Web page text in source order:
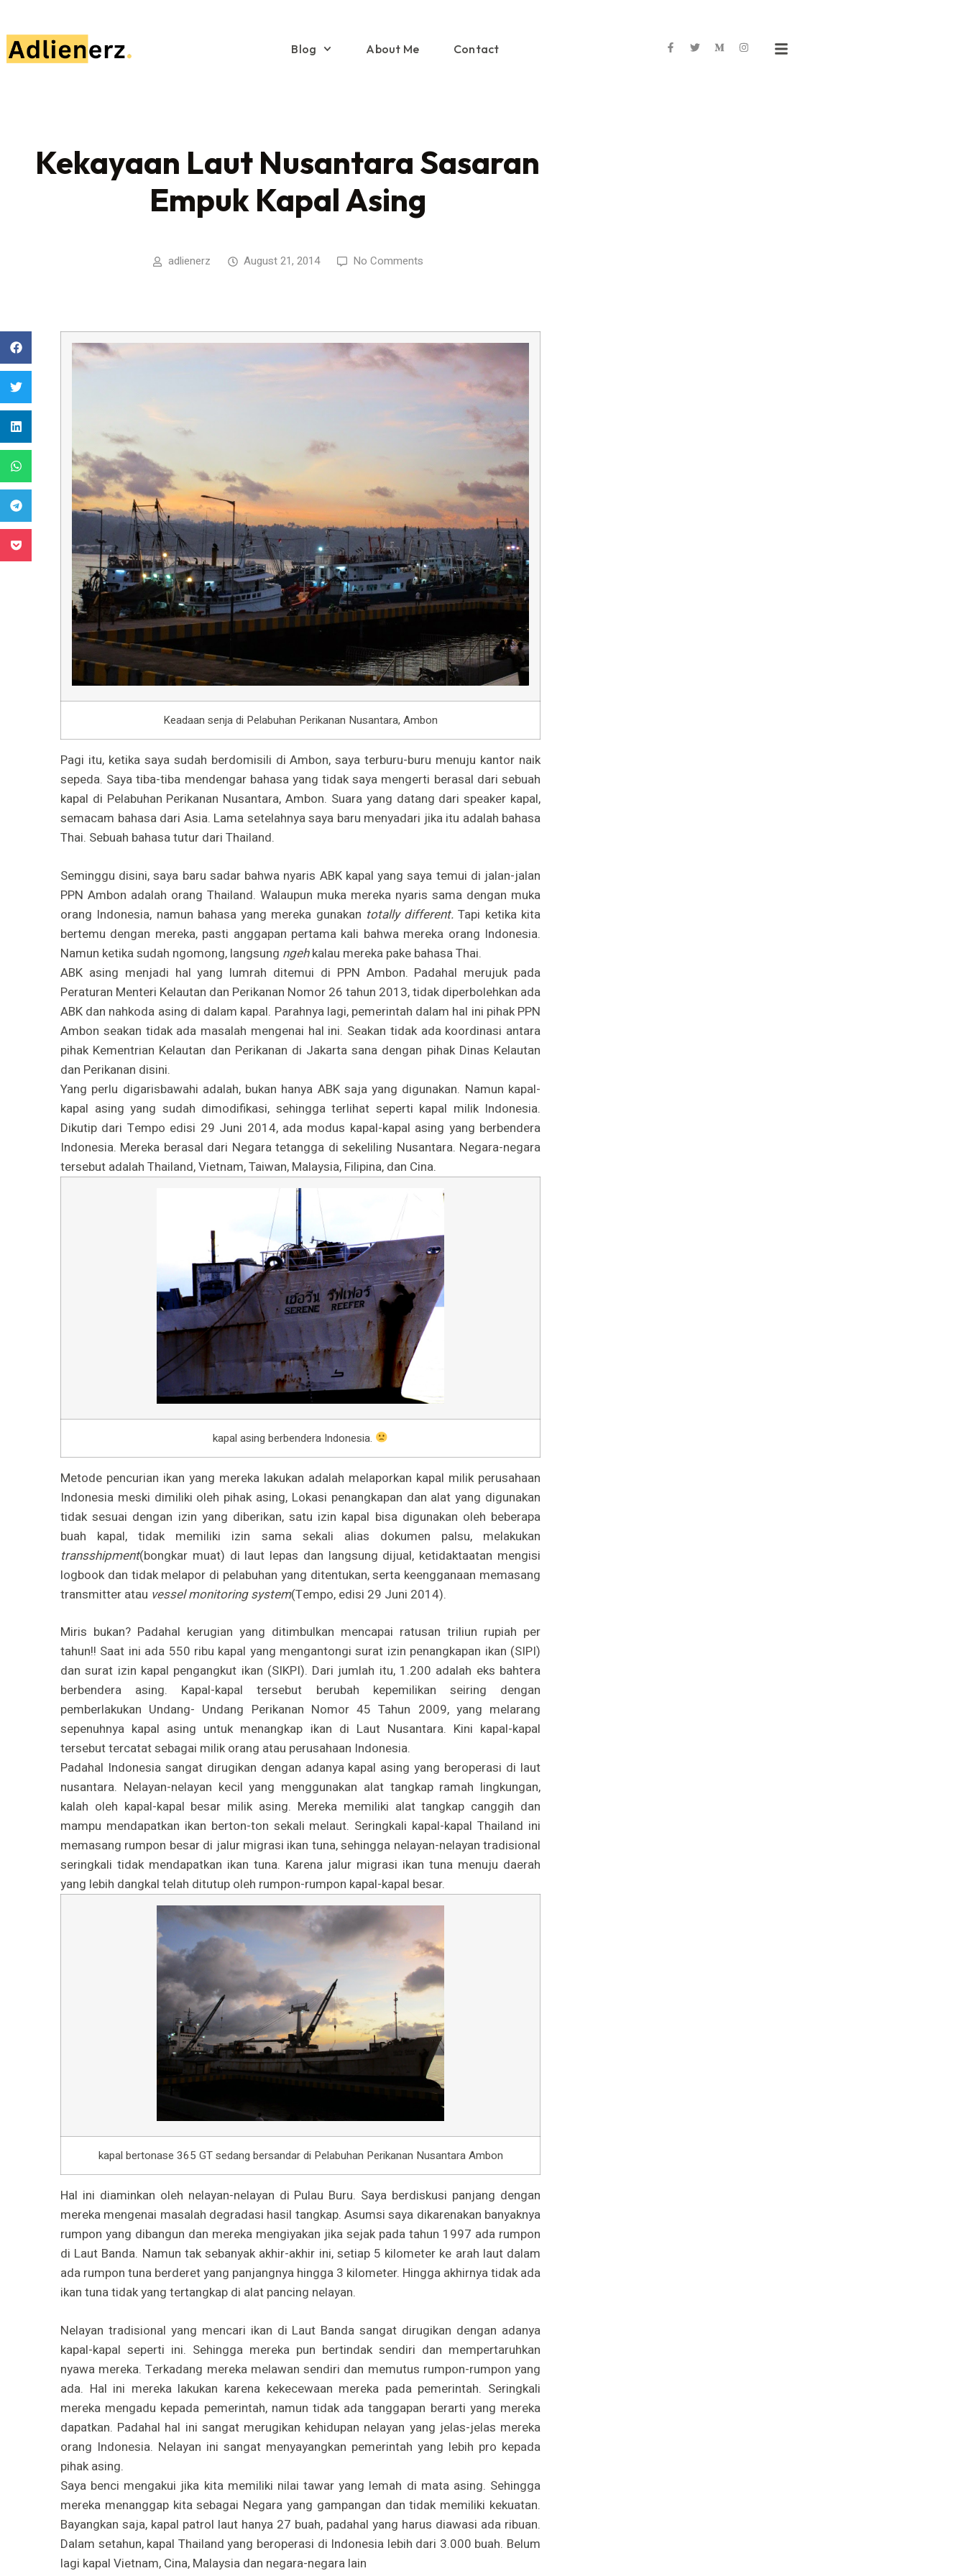
Blog About Me Contact
Kekayaan Laut Nusantara Sasaran
Empuk Kapal Asing
adlienerz August 21, 2014 No Comments
Keadaan senja di Pelabuhan Perikanan Nusantara, Ambon
Pagi itu, ketika saya sudah berdomisili di Ambon, saya terburu-buru menuju kantor naik
sepeda. Saya tiba-tiba mendengar bahasa yang tidak saya mengerti berasal dari sebuah
kapal di Pelabuhan Perikanan Nusantara, Ambon. Suara yang datang dari speaker kapal,
semacam bahasa dari Asia. Lama setelahnya saya baru menyadari jika itu adalah bahasa
Thai. Sebuah bahasa tutur dari Thailand.
Seminggu disini, saya baru sadar bahwa nyaris ABK kapal yang saya temui di jalan-jalan
PPN Ambon adalah orang Thailand. Walaupun muka mereka nyaris sama dengan muka
orang Indonesia, namun bahasa yang mereka gunakan totally different. Tapi ketika kita
bertemu dengan mereka, pasti anggapan pertama kali bahwa mereka orang Indonesia.
Namun ketika sudah ngomong, langsung ngehkalau mereka pake bahasa Thai.
ABK asing menjadi hal yang lumrah ditemui di PPN Ambon. Padahal merujuk pada
Peraturan Menteri Kelautan dan Perikanan Nomor 26 tahun 2013, tidak diperbolehkan ada
ABK dan nahkoda asing di dalam kapal. Parahnya lagi, pemerintah dalam hal ini pihak PPN
Ambon seakan tidak ada masalah mengenai hal ini. Seakan tidak ada koordinasi antara
pihak Kementrian Kelautan dan Perikanan di Jakarta sana dengan pihak Dinas Kelautan
dan Perikanan disini.
Yang perlu digarisbawahi adalah, bukan hanya ABK saja yang digunakan. Namun kapal-
kapal asing yang sudah dimodifikasi, sehingga terlihat seperti kapal milik Indonesia.
Dikutip dari Tempo edisi 29 Juni 2014, ada modus kapal-kapal asing yang berbendera
Indonesia. Mereka berasal dari Negara tetangga di sekeliling Nusantara. Negara-negara
tersebut adalah Thailand, Vietnam, Taiwan, Malaysia, Filipina, dan Cina.
kapal asing berbendera Indonesia.
Metode pencurian ikan yang mereka lakukan adalah melaporkan kapal milik perusahaan
Indonesia meski dimiliki oleh pihak asing, Lokasi penangkapan dan alat yang digunakan
tidak sesuai dengan izin yang diberikan, satu izin kapal bisa digunakan oleh beberapa
buah kapal, tidak memiliki izin sama sekali alias dokumen palsu, melakukan
transshipment(bongkar muat) di laut lepas dan langsung dijual, ketidaktaatan mengisi
logbook dan tidak melapor di pelabuhan yang ditentukan, serta keengganaan memasang
transmitter atau vessel monitoring system(Tempo, edisi 29 Juni 2014).
Miris bukan? Padahal kerugian yang ditimbulkan mencapai ratusan triliun rupiah per
tahun!! Saat ini ada 550 ribu kapal yang mengantongi surat izin penangkapan ikan (SIPI)
dan surat izin kapal pengangkut ikan (SIKPI). Dari jumlah itu, 1.200 adalah eks bahtera
berbendera asing. Kapal-kapal tersebut berubah kepemilikan seiring dengan
pemberlakukan Undang- Undang Perikanan Nomor 45 Tahun 2009, yang melarang
sepenuhnya kapal asing untuk menangkap ikan di Laut Nusantara. Kini kapal-kapal
tersebut tercatat sebagai milik orang atau perusahaan Indonesia.
Padahal Indonesia sangat dirugikan dengan adanya kapal asing yang beroperasi di laut
nusantara. Nelayan-nelayan kecil yang menggunakan alat tangkap ramah lingkungan,
kalah oleh kapal-kapal besar milik asing. Mereka memiliki alat tangkap canggih dan
mampu mendapatkan ikan berton-ton sekali melaut. Seringkali kapal-kapal Thailand ini
memasang rumpon besar di jalur migrasi ikan tuna, sehingga nelayan-nelayan tradisional
seringkali tidak mendapatkan ikan tuna. Karena jalur migrasi ikan tuna menuju daerah
yang lebih dangkal telah ditutup oleh rumpon-rumpon kapal-kapal besar.
kapal bertonase 365 GT sedang bersandar di Pelabuhan Perikanan Nusantara Ambon
Hal ini diaminkan oleh nelayan-nelayan di Pulau Buru. Saya berdiskusi panjang dengan
mereka mengenai masalah degradasi hasil tangkap. Asumsi saya dikarenakan banyaknya
rumpon yang dibangun dan mereka mengiyakan jika sejak pada tahun 1997 ada rumpon
di Laut Banda. Namun tak sebanyak akhir-akhir ini, setiap 5 kilometer ke arah laut dalam
ada rumpon tuna berderet yang panjangnya hingga 3 kilometer. Hingga akhirnya tidak ada
ikan tuna tidak yang tertangkap di alat pancing nelayan.
Nelayan tradisional yang mencari ikan di Laut Banda sangat dirugikan dengan adanya
kapal-kapal seperti ini. Sehingga mereka pun bertindak sendiri dan mempertaruhkan
nyawa mereka. Terkadang mereka melawan sendiri dan memutus rumpon-rumpon yang
ada. Hal ini mereka lakukan karena kekecewaan mereka pada pemerintah. Seringkali
mereka mengadu kepada pemerintah, namun tidak ada tanggapan berarti yang mereka
dapatkan. Padahal hal ini sangat merugikan kehidupan nelayan yang jelas-jelas mereka
orang Indonesia. Nelayan ini sangat menyayangkan pemerintah yang lebih pro kepada
pihak asing.
Saya benci mengakui jika kita memiliki nilai tawar yang lemah di mata asing. Sehingga
mereka menanggap kita sebagai Negara yang gampangan dan tidak memiliki kekuatan.
Bayangkan saja, kapal patrol laut hanya 27 buah, padahal yang harus diawasi ada ribuan.
Dalam setahun, kapal Thailand yang beroperasi di Indonesia lebih dari 3.000 buah. Belum
lagi kapal Vietnam, Cina, Malaysia dan negara-negara lain